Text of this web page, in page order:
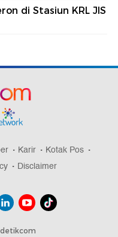
di Stasiun KRL JIS
Karir
Kotak Pos
Disclaimer